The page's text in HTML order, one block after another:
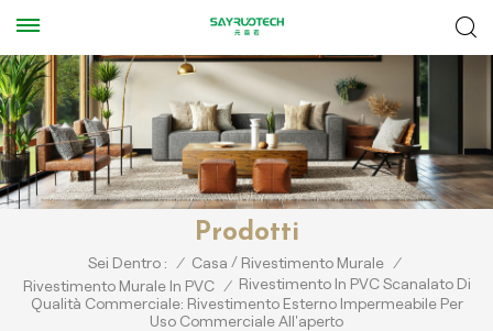
Prodotti
Sei Dentro : / Casa / Rivestimento Murale /
Rivestimento Murale In PVC / Rivestimento In PVC Scanalato Di
Qualità Commerciale: Rivestimento Esterno Impermeabile Per
Uso Commerciale All'aperto